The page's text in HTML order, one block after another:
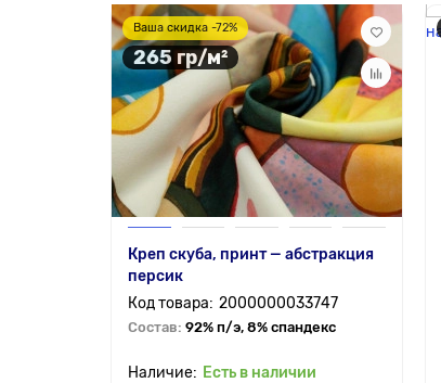
Ваша скидка -72%
265 гр/м²
Креп скуба, принт — абстракция
персик
2000000033747
Состав: 92% п/э, 8% спандекс
Есть в наличии